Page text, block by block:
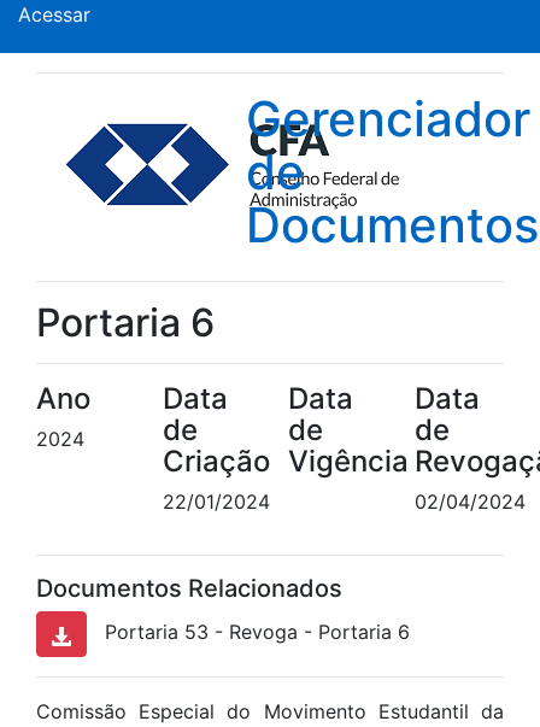
Acessar
Gerenciador
de
Documentos
Portaria 6
Ano
2024
Data
de
Criação
22/01/2024
Data
de
Vigência
Data
de
02/04/2024
Documentos Relacionados
Portaria 53 - Revoga - Portaria 6
Comissão Especial do Movimento Estudantil da